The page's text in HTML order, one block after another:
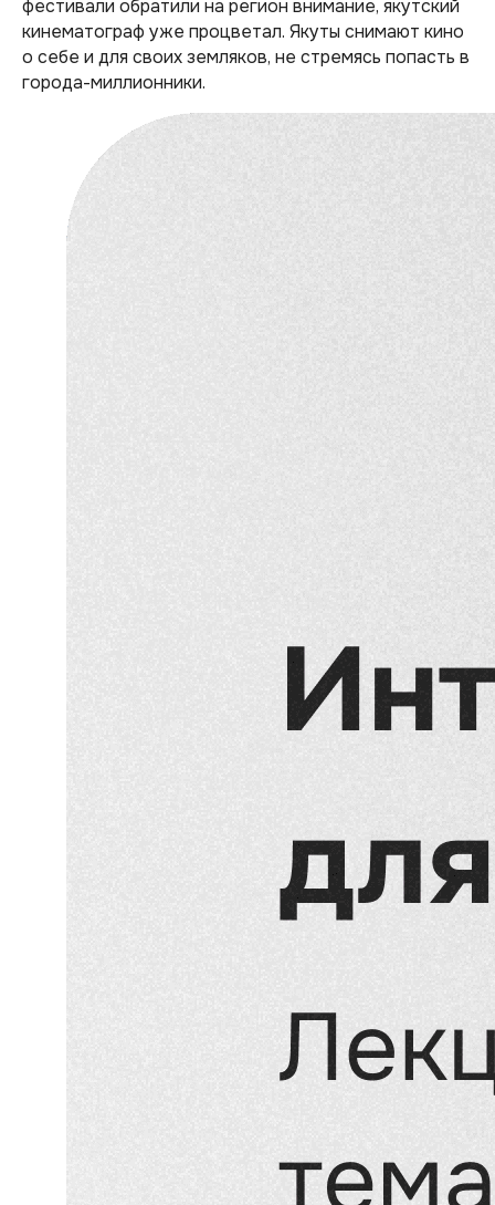
фестивали обратили на регион внимание, якутский
кинематограф уже процветал. Якуты снимают кино
о себе и для своих земляков, не стремясь попасть в
города-миллионники.